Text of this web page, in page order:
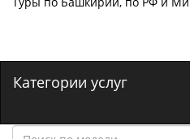
Категории услуг